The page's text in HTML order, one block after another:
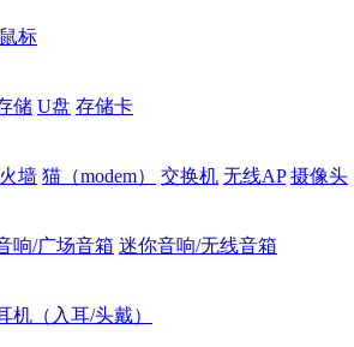
鼠标
储 U盘 存储卡
墙 猫（modem） 交换机 无线AP 摄像头
响/广场音箱 迷你音响/无线音箱
机（入耳/头戴）